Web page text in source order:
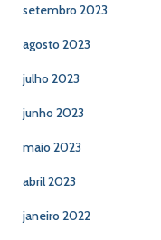
setembro 2023
agosto 2023
julho 2023
junho 2023
maio 2023
abril 2023
janeiro 2022